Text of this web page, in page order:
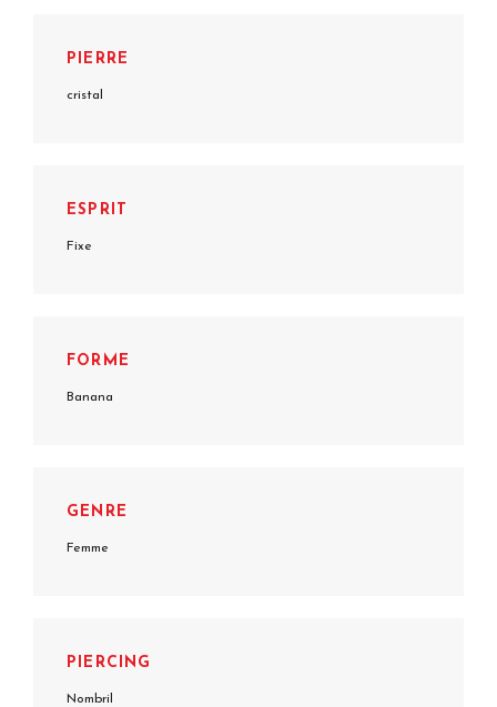
PIERRE
cristal
ESPRIT
Fixe
FORME
Banana
GENRE
Femme
PIERCING
Nombril